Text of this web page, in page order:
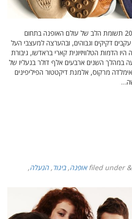
במחצית השנייה של המאה ה-20 תשומת הלב של עולם האופנה בתחום
דקיקים וגבוהים, ובהערצה למעצבי העל
הדמות הטלוויזיונית קארי בראדשו, גיבורת
במהלך השנים ארבעים אלף דולר בנעליו של
מרקוס, אלמנת דיקטטור הפיליפינים
&
filed under אופנה,ביגוד,הנעלה,